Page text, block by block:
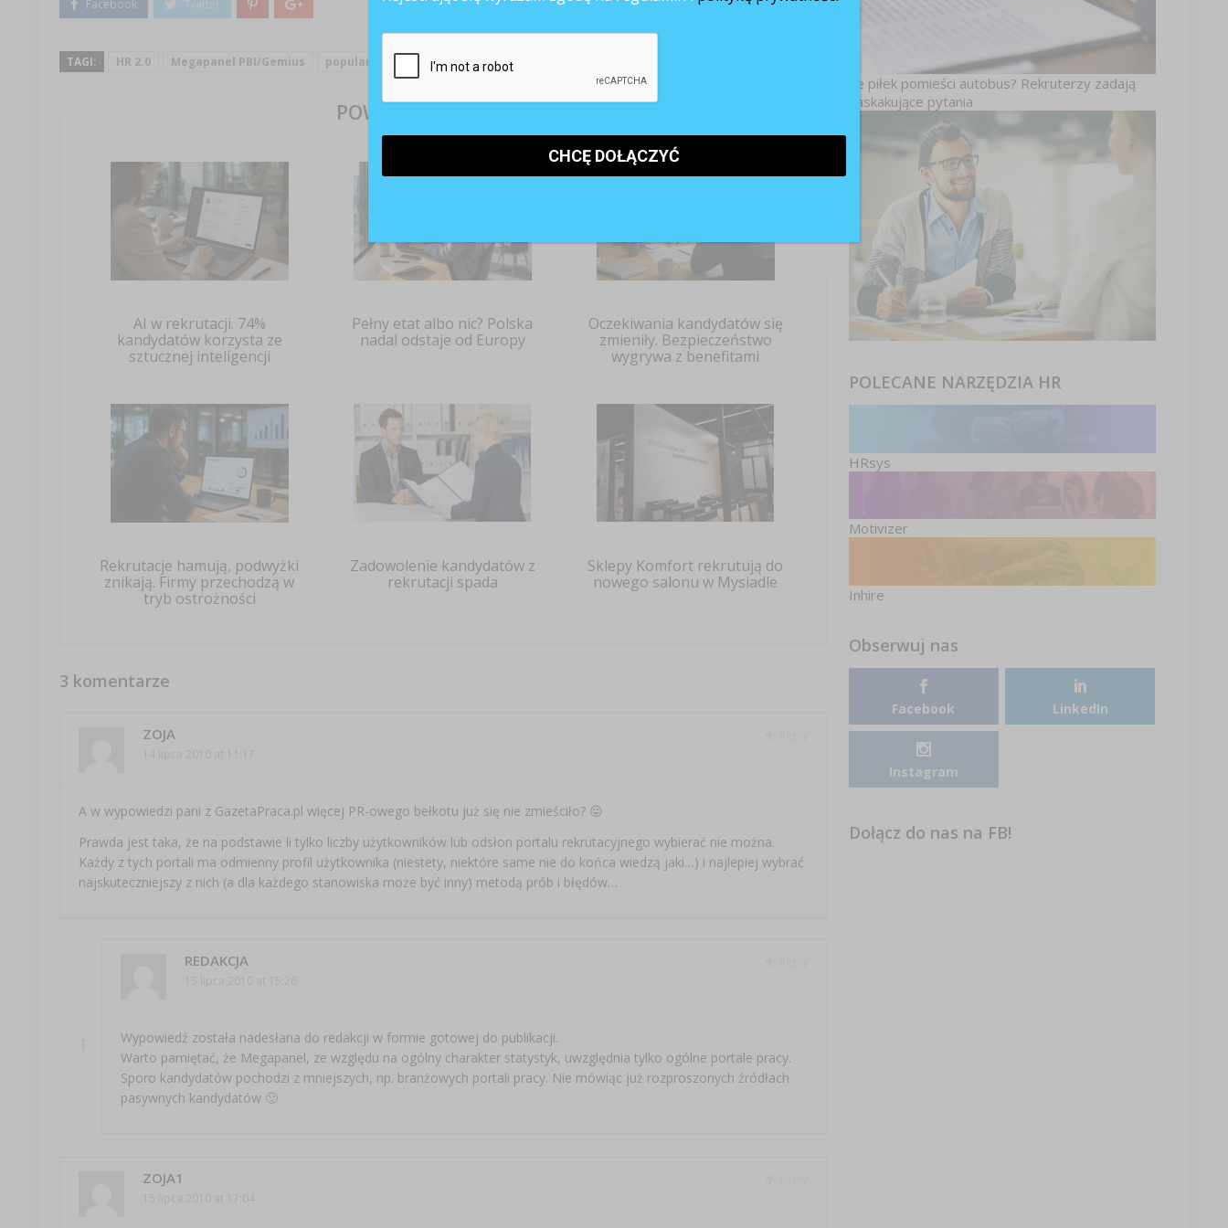
TAGI: HR 2.0 Megapanel PBI/Gemius popularność portali pracy portale pracy
POWIĄZANE ARTYKUŁY
AI w rekrutacji. 74%
kandydatów korzysta ze
sztucznej inteligencji
Pełny etat albo nic? Polska
nadal odstaje od Europy
Oczekiwania kandydatów się
zmieniły. Bezpieczeństwo
wygrywa z benefitami
Rekrutacje hamują, podwyżki
znikają. Firmy przechodzą w
tryb ostrożności
Zadowolenie kandydatów z
rekrutacji spada
Sklepy Komfort rekrutują do
nowego salonu w Mysiadle
3 komentarze
ZOJA
A w wypowiedzi pani z GazetaPraca.pl więcej PR-owego bełkotu już się nie zmieściło? 😛
Prawda jest taka, że na podstawie li tylko liczby użytkowników lub odsłon portalu rekrutacyjnego wybierać nie można.
Każdy z tych portali ma odmienny profil użytkownika (niestety, niektóre same nie do końca wiedzą jaki…) i najlepiej wybrać
najskuteczniejszy z nich (a dla każdego stanowiska może być inny) metodą prób i błędów…
REDAKCJA
Wypowiedź została nadesłana do redakcji w formie gotowej do publikacji.
Warto pamiętać, że Megapanel, ze względu na ogólny charakter statystyk, uwzględnia tylko ogólne portale pracy.
Sporo kandydatów pochodzi z mniejszych, np. branżowych portali pracy. Nie mówiąc już rozproszonych źródłach
pasywnych kandydatów 🙂
ZOJA1
Ile piłek pomieści autobus? Rekruterzy zadają
zaskakujące pytania
POLECANE NARZĘDZIA HR
HRsys
Motivizer
Inhire
Obserwuj nas
Facebook LinkedIn
Instagram
Dołącz do nas na FB!